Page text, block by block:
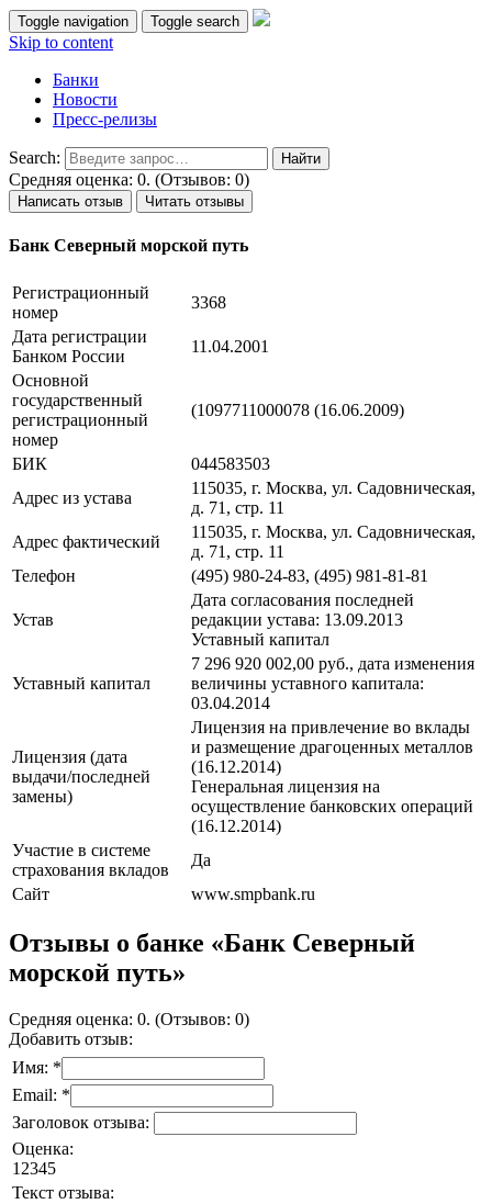
Toggle navigation Toggle search
Skip to content
Банки
Новости
Пресс-релизы
Search:
Средняя оценка: 0. (Отзывов: 0)
Написать отзыв Читать отзывы
Банк Северный морской путь
Регистрационный
номер
3368
Дата регистрации
Банком России
11.04.2001
Основной
государственный
регистрационный
номер
(1097711000078 (16.06.2009)
БИК
044583503
Адрес из устава
115035, г. Москва, ул. Садовническая,
д. 71, стр. 11
Адрес фактический
115035, г. Москва, ул. Садовническая,
д. 71, стр. 11
Телефон
(495) 980-24-83, (495) 981-81-81
Устав
Дата согласования последней
редакции устава: 13.09.2013
Уставный капитал
Уставный капитал
7 296 920 002,00 руб., дата изменения
величины уставного капитала:
03.04.2014
Лицензия (дата
выдачи/последней
замены)
Лицензия на привлечение во вклады
и размещение драгоценных металлов
(16.12.2014)
Генеральная лицензия на
осуществление банковских операций
(16.12.2014)
Участие в системе
страхования вкладов
Да
Сайт
www.smpbank.ru
Отзывы о банке «Банк Северный
морской путь»
Средняя оценка: 0. (Отзывов: 0)
Добавить отзыв:
Имя: *
Email: *
Заголовок отзыва:
Оценка:
1 2345
Текст отзыва: